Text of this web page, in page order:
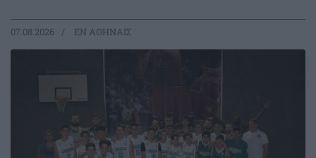
07.08.2026 EΝ ΑΘΗΝΑΙΣ